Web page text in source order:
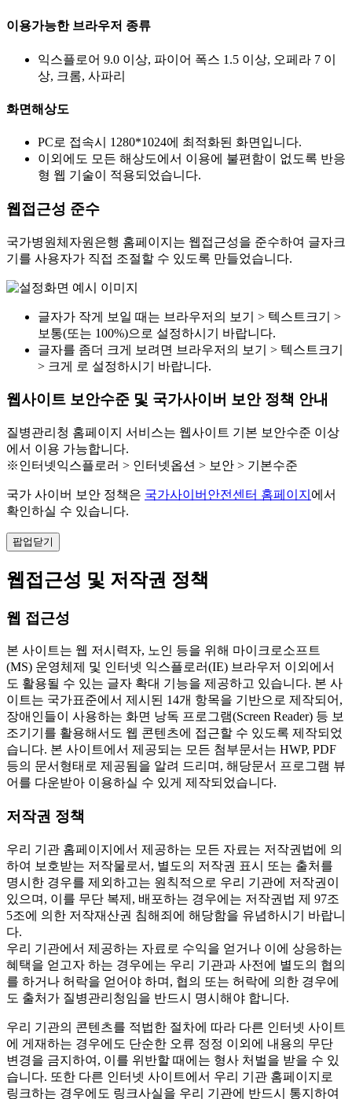
이용가능한 브라우저 종류
익스플로어 9.0 이상, 파이어 폭스 1.5 이상, 오페라 7 이
상, 크롬, 사파리
화면해상도
PC로 접속시 1280*1024에 최적화된 화면입니다.
이외에도 모든 해상도에서 이용에 불편함이 없도록 반응
형 웹 기술이 적용되었습니다.
웹접근성 준수
국가병원체자원은행 홈페이지는 웹접근성을 준수하여 글자크
기를 사용자가 직접 조절할 수 있도록 만들었습니다.
글자가 작게 보일 때는 브라우저의 보기 > 텍스트크기 >
보통(또는 100%)으로 설정하시기 바랍니다.
글자를 좀더 크게 보려면 브라우저의 보기 > 텍스트크기
> 크게 로 설정하시기 바랍니다.
웹사이트 보안수준 및 국가사이버 보안 정책 안내
질병관리청 홈페이지 서비스는 웹사이트 기본 보안수준 이상
에서 이용 가능합니다.
※인터넷익스플로러 > 인터넷옵션 > 보안 > 기본수준
국가 사이버 보안 정책은 국가사이버안전센터 홈페이지 에서
확인하실 수 있습니다.
팝업닫기
웹접근성 및 저작권 정책
웹 접근성
본 사이트는 웹 저시력자, 노인 등을 위해 마이크로소프트
(MS) 운영체제 및 인터넷 익스플로러(IE) 브라우저 이외에서
도 활용될 수 있는 글자 확대 기능을 제공하고 있습니다. 본 사
이트는 국가표준에서 제시된 14개 항목을 기반으로 제작되어,
장애인들이 사용하는 화면 낭독 프로그램(Screen Reader) 등 보
조기기를 활용해서도 웹 콘텐츠에 접근할 수 있도록 제작되었
습니다. 본 사이트에서 제공되는 모든 첨부문서는 HWP, PDF
등의 문서형태로 제공됨을 알려 드리며, 해당문서 프로그램 뷰
어를 다운받아 이용하실 수 있게 제작되었습니다.
저작권 정책
우리 기관 홈페이지에서 제공하는 모든 자료는 저작권법에 의
하여 보호받는 저작물로서, 별도의 저작권 표시 또는 출처를
명시한 경우를 제외하고는 원칙적으로 우리 기관에 저작권이
있으며, 이를 무단 복제, 배포하는 경우에는 저작권법 제 97조
5조에 의한 저작재산권 침해죄에 해당함을 유념하시기 바랍니
다.
우리 기관에서 제공하는 자료로 수익을 얻거나 이에 상응하는
혜택을 얻고자 하는 경우에는 우리 기관과 사전에 별도의 협의
를 하거나 허락을 얻어야 하며, 협의 또는 허락에 의한 경우에
도 출처가 질병관리청임을 반드시 명시해야 합니다.
우리 기관의 콘텐츠를 적법한 절차에 따라 다른 인터넷 사이트
에 게재하는 경우에도 단순한 오류 정정 이외에 내용의 무단
변경을 금지하여, 이를 위반할 때에는 형사 처벌을 받을 수 있
습니다. 또한 다른 인터넷 사이트에서 우리 기관 홈페이지로
링크하는 경우에도 링크사실을 우리 기관에 반드시 통지하여